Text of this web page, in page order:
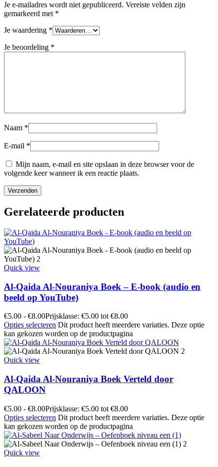
Je e-mailadres wordt niet gepubliceerd. Vereiste velden zijn
gemarkeerd met *
Je waardering *
Je beoordeling *
Naam *
E-mail *
Mijn naam, e-mail en site opslaan in deze browser voor de
volgende keer wanneer ik een reactie plaats.
Gerelateerde producten
Quick view
Al-Qaida Al-Nouraniya Boek – E-book (audio en
beeld op YouTube)
€5.00 - €8.00Prijsklasse: €5.00 tot €8.00
Opties selecteren Dit product heeft meerdere variaties. Deze optie
kan gekozen worden op de productpagina
Quick view
Al-Qaida Al-Nouraniya Boek Verteld door
QALOON
€5.00 - €8.00Prijsklasse: €5.00 tot €8.00
Opties selecteren Dit product heeft meerdere variaties. Deze optie
kan gekozen worden op de productpagina
Quick view